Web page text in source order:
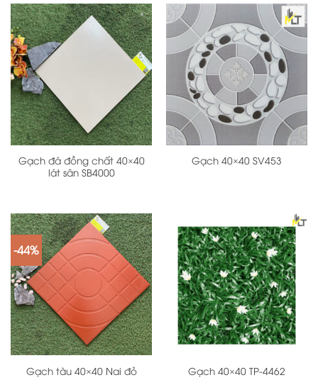
Gạch đá đồng chất 40×40
lát sân SB4000
Gạch 40×40 SV453
-44%
Gạch tàu 40×40 Nai đỏ Gạch 40×40 TP-4462